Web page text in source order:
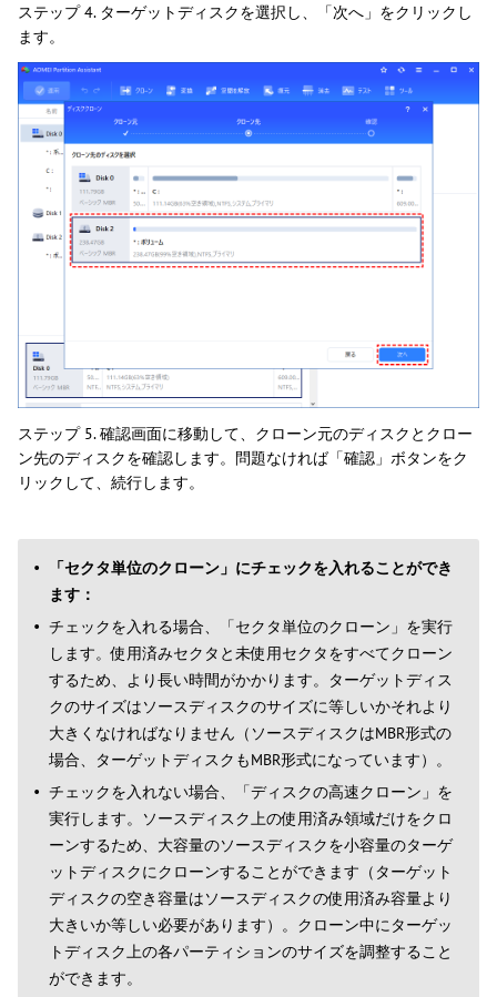
ステップ 4. ターゲットディスクを選択し、「次へ」をクリックし
ます。
ステップ 5. 確認画面に移動して、クローン元のディスクとクロー
ン先のディスクを確認します。問題なければ「確認」ボタンをク
リックして、続行します。
「セクタ単位のクローン」にチェックを入れることができ
ます：
チェックを入れる場合、「セクタ単位のクローン」を実行
します。使用済みセクタと未使用セクタをすべてクローン
するため、より長い時間がかかります。ターゲットディス
クのサイズはソースディスクのサイズに等しいかそれより
大きくなければなりません（ソースディスクはMBR形式の
場合、ターゲットディスクもMBR形式になっています）。
チェックを入れない場合、「ディスクの高速クローン」を
実行します。ソースディスク上の使用済み領域だけをクロ
ーンするため、大容量のソースディスクを小容量のターゲ
ットディスクにクローンすることができます（ターゲット
ディスクの空き容量はソースディスクの使用済み容量より
大きいか等しい必要があります）。クローン中にターゲッ
トディスク上の各パーティションのサイズを調整すること
ができます。